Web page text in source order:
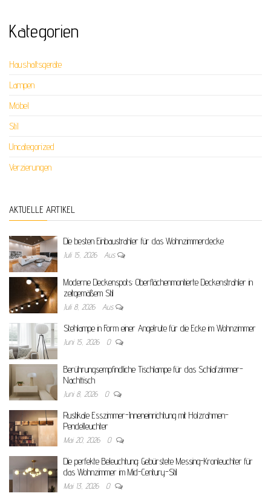
Kategorien
Haushaltsgeräte
Lampen
Möbel
Stil
Uncategorized
Verzierungen
AKTUELLE ARTIKEL
Die besten Einbaustrahler für das Wohnzimmerdecke
Juli 15, 2026 Aus
Moderne Deckenspots: Oberflächenmontierte Deckenstrahler in
zeitgemäßem Stil
Juli 8, 2026 Aus
Stehlampe in Form einer Angelrute für die Ecke im Wohnzimmer
Juni 15, 2026 0
Berührungsempfindliche Tischlampe für das Schlafzimmer-
Nachttisch
Juni 8, 2026 0
Rustikale Esszimmer-Inneneinrichtung mit Holzrahmen-
Pendelleuchter
Mai 20, 2026 0
Die perfekte Beleuchtung: Gebürstete Messing-Kronleuchter für
das Wohnzimmer im Mid-Century-Stil
Mai 13, 2026 0